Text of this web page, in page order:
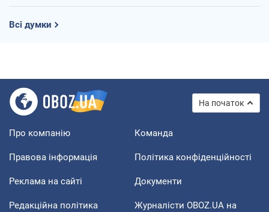
Всі думки
На початок
Про компанію Команда
Правова інформація Політика конфіденційності
Реклама на сайті Документи
Редакційна політика
Журналісти OBOZ.UA на